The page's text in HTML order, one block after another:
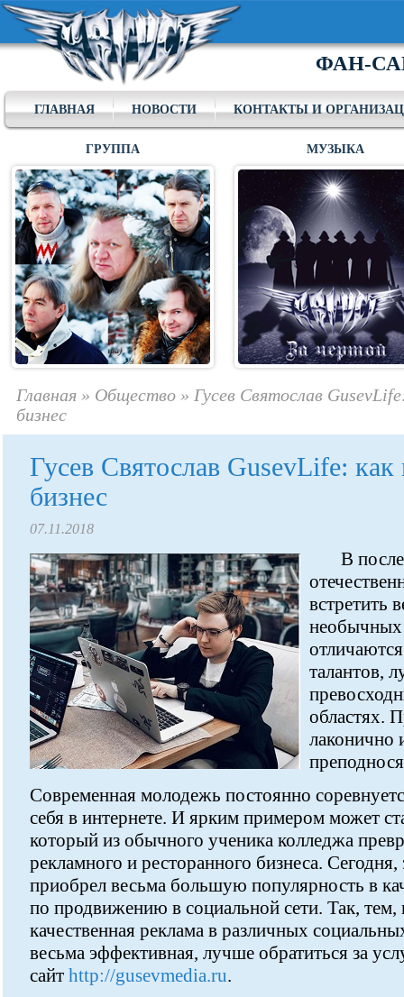
ФАН-
ГЛАВНАЯ НОВОСТИ КОНТАКТЫ И
ГРУППА МУЗЫКА
Главная » Общество » Гусев Святослав
бизнес
Гусев Святослав GusevLife: как
бизнес
07.11.2018
В
встретить
талантов,
областях.
лаконично
Современная молодежь постоянно
себя в интернете. И ярким примером может
который из обычного ученика колледжа
рекламного и ресторанного бизнеса.
приобрел весьма большую популярность в
по продвижению в социальной сети. Так, тем,
качественная реклама в различных
весьма эффективная, лучше обратиться за
сайт http://gusevmedia.ru.